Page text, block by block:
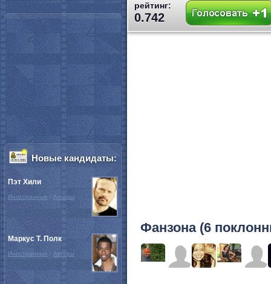
рейтинг:
0.742
Фанзона (6
Новые кандидаты:
Пэт Хили
Иностранные / Актёры
Маркус Т. Полк
Иностранные / Актёры